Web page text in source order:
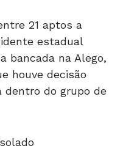
estadual
bancada na Alego,
houve decisão
do grupo de
4 votos.